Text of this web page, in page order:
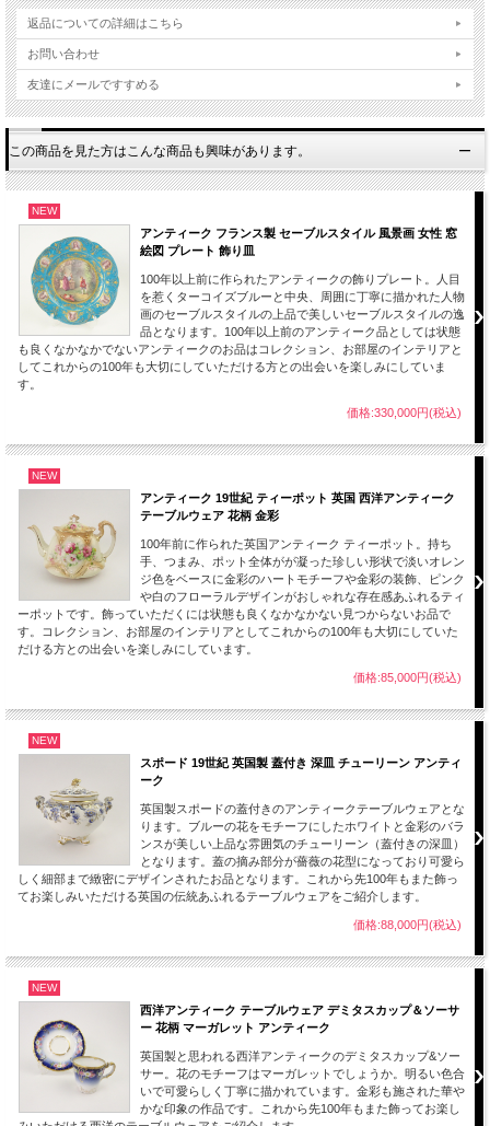
大変すばらしい英国製 コールポートの作品はこれから先100年もまたインテリアと
して飾ってお楽しみいただける素晴らしい作品です。
【サイズ】※約となります。
直径：約23.3cm
【状態】
高台に製造時のものと思われるへこみ、経年のスレ、小キズのようなものがござい
ますがヒビ、欠けなどなく良い状態のアンティークのお品はこれからも長くインテ
リアとして楽しんでいただけます。
画像をご覧いただき全体をご確認ください。
経年使用上、保管上の小キズ、薄汚れ、スレ等は新品（デッドストック品）をのぞ
いてはアンティークの味わいとしてご了承願います。また、製作時のくっつき、小
さな穴、色の付着等がある場合がございますのでこちらも古いものをご理解いただ
きご了承のほどお願いします。
日常生活を心豊かにしていくれる上質で素晴らしいデザインの作品をこの機会にコ
レクションにいかがでしょうか。
り揃えております。
■当方で扱うアンティーク商品、ヴィンテージ品はすべてインテリアとして輸入し
コレクションとして飾ってお楽しみください。
【刻印（バックスタンプ）】
コールポートの作品の裏につけられた刻印（バックスタンプ）から製造された時代
がみてとれます。
この作品は19世紀 1845年頃のものとなります。
返品についての詳細はこちら
お問い合わせ
友達にメールですすめる
この商品を見た方はこんな商品も興味があります。
NEW
アンティーク フランス製 セーブルスタイル 風景画 女性 窓
絵図 プレート 飾り皿
100年以上前に作られたアンティークの飾りプレート。人目
を惹くターコイズブルーと中央、周囲に丁寧に描かれた人物
画のセーブルスタイルの上品で美しいセーブルスタイルの逸
品となります。100年以上前のアンティーク品としては状態
も良くなかなかでないアンティークのお品はコレクション、お部屋のインテリアと
してこれからの100年も大切にしていただける方との出会いを楽しみにしていま
す。
価格:330,000円(税込)
NEW
アンティーク 19世紀 ティーポット 英国 西洋アンティーク
テーブルウェア 花柄 金彩
100年前に作られた英国アンティーク ティーポット。持ち
手、つまみ、ポット全体がが凝った珍しい形状で淡いオレン
ジ色をベースに金彩のハートモチーフや金彩の装飾、ピンク
や白のフローラルデザインがおしゃれな存在感あふれるティ
ーポットです。飾っていただくには状態も良くなかなかない見つからないお品で
す。コレクション、お部屋のインテリアとしてこれからの100年も大切にしていた
だける方との出会いを楽しみにしています。
価格:85,000円(税込)
NEW
スポード 19世紀 英国製 蓋付き 深皿 チューリーン アンティ
ーク
英国製スポードの蓋付きのアンティークテーブルウェアとな
ります。ブルーの花をモチーフにしたホワイトと金彩のバラ
ンスが美しい上品な雰囲気のチューリーン（蓋付きの深皿）
となります。蓋の摘み部分が薔薇の花型になっており可愛ら
しく細部まで緻密にデザインされたお品となります。これから先100年もまた飾っ
てお楽しみいただける英国の伝統あふれるテーブルウェアをご紹介します。
価格:88,000円(税込)
NEW
西洋アンティーク テーブルウェア デミタスカップ＆ソーサ
ー 花柄 マーガレット アンティーク
英国製と思われる西洋アンティークのデミタスカップ&ソー
サー。花のモチーフはマーガレットでしょうか。明るい色合
いで可愛らしく丁寧に描かれています。金彩も施された華や
かな印象の作品です。これから先100年もまた飾ってお楽し